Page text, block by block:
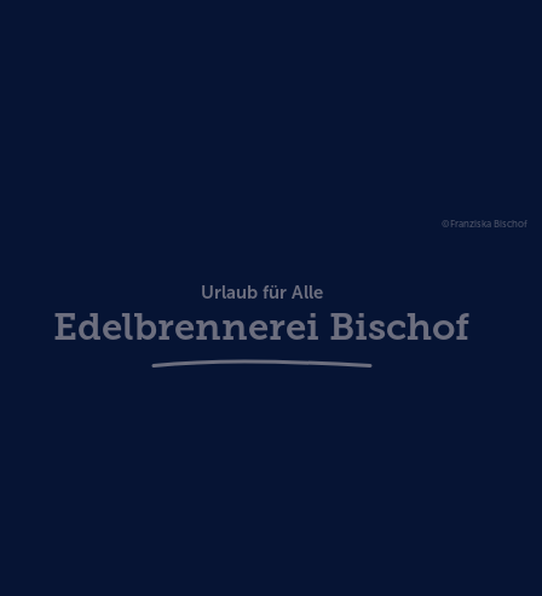
©Franziska Bischof
Urlaub für Alle
Edelbrennerei Bischof